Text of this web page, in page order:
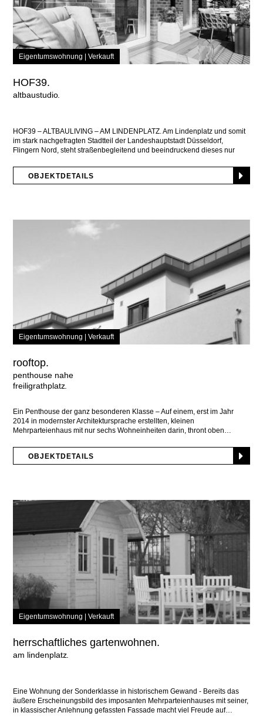
Eigentumswohnung | Verkauft
HOF39.
altbaustudio
HOF39 – ALTBAULIVING – AM LINDENPLATZ. Am Lindenplatz und somit
im stark nachgefragten Stadtteil der Landeshauptstadt Düsseldorf,
Flingern Nord, steht straßenbegleitend und beeindruckend dieses nur
OBJEKTDETAILS
Eigentumswohnung | Verkauft
rooftop.
penthouse nahe
freiligrathplatz
Ein Penthouse der ganz besonderen Klasse – Auf einem, erst im Jahr
2014 in modernster Architektursprache erstellten, kleinen
Mehrparteienhaus mit nur sechs Wohneinheiten darin, thront oben
OBJEKTDETAILS
Eigentumswohnung | Verkauft
herrschaftliches gartenwohnen.
am lindenplatz
Eine Wohnung der Sonderklasse in historischem Gewand - Bereits das
äußere Erscheinungsbild des imposanten Mehrparteienhauses mit seiner,
in klassischer Anlehnung gefassten Fassade macht viel Freude auf